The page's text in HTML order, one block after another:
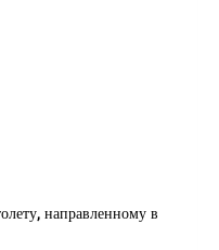
направленному в